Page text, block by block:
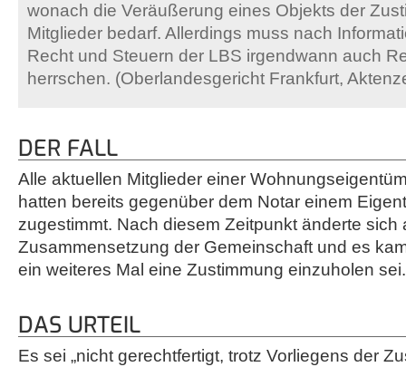
wonach die Veräußerung eines Objekts der
Mitglieder bedarf. Allerdings muss nach
Recht und Steuern der LBS irgendwann auch
herrschen. (Oberlandesgericht Frankfurt,
DER FALL
Alle aktuellen Mitglieder einer
hatten bereits gegenüber dem Notar einem
zugestimmt. Nach diesem Zeitpunkt änderte sich
Zusammensetzung der Gemeinschaft und es
ein weiteres Mal eine Zustimmung einzuholen sei.
DAS URTEIL
Es sei „nicht gerechtfertigt, trotz Vorliegens der